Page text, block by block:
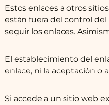
Estos enlaces a otros
están fuera del control
seguir los enlaces.
El establecimiento del
enlace, ni la aceptación o
Si accede a un sitio web